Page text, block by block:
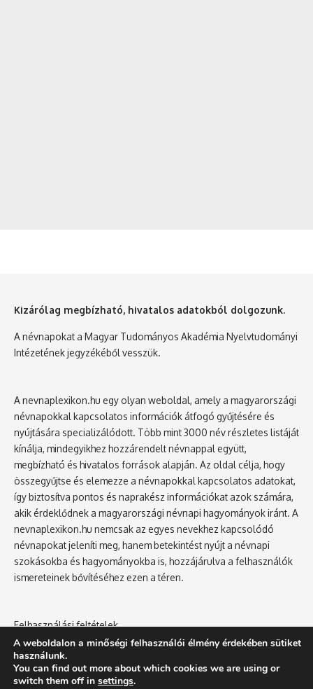
Kizárólag megbízható, hivatalos adatokból dolgozunk.
A névnapokat a Magyar Tudományos Akadémia Nyelvtudományi
Intézetének jegyzékéből vesszük.
A nevnaplexikon.hu egy olyan weboldal, amely a magyarországi
névnapokkal kapcsolatos információk átfogó gyűjtésére és
nyújtására specializálódott. Több mint 3000 név részletes listáját
kínálja, mindegyikhez hozzárendelt névnappal együtt,
megbízható és hivatalos források alapján. Az oldal célja, hogy
összegyűjtse és elemezze a névnapokkal kapcsolatos adatokat,
így biztosítva pontos és naprakész információkat azok számára,
akik érdeklődnek a magyarországi névnapi hagyományok iránt. A
nevnaplexikon.hu nemcsak az egyes nevekhez kapcsolódó
névnapokat jeleníti meg, hanem betekintést nyújt a névnapi
szokásokba és hagyományokba is, hozzájárulva a felhasználók
ismereteinek bővítéséhez ezen a téren.
Felhasználási feltételek
Adatvédelmi tájékoztató
A weboldalon a minőségi felhasználói élmény érdekében sütiket
használunk.
You can find out more about which cookies we are using or
switch them off in settings.